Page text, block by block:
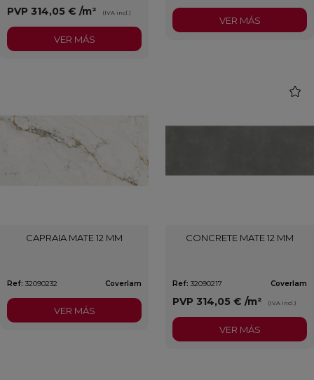
PVP 314,05 € /m² (IVA incl.)
VER MÁS
VER MÁS
CAPRAIA MATE 12 MM
Ref: 32090232 Coverlam
VER MÁS
CONCRETE MATE 12 MM
Ref: 32090217 Coverlam
PVP 314,05 € /m² (IVA incl.)
VER MÁS